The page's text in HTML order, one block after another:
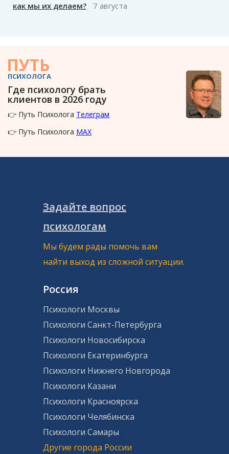
как мы их делаем? 7 августа
ПУТЬ
ПСИХОЛОГА
Где психологу брать
клиентов в 2026 году
👉 Путь Психолога Телеграм
👉 Путь Психолога MAX
Задайте вопрос
психологам
Мы будем рады помочь вам
найти выход из сложной ситуации.
Россия
Психологи Москвы
Психологи Санкт-Петербурга
Психологи Новосибирска
Психологи Екатеринбурга
Психологи Нижнего Новгорода
Психологи Казани
Психологи Красноярска
Психологи Челябинска
Психологи Самары
Другие города России